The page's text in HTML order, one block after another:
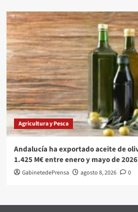
Agricultura y Pesca
Andalucía ha exportado aceite de
1.425 M€ entre enero y mayo de 2026
GabinetedePrensa agosto 8, 2026 0